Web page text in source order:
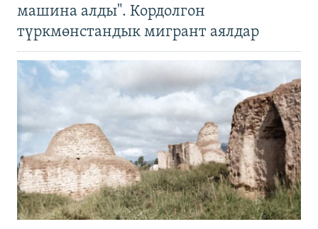
машина алды". Кордолгон
түркмөнстандык мигрант аялдар